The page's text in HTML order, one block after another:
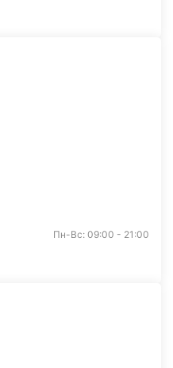
Пн-Вс: 09:00 - 21:00